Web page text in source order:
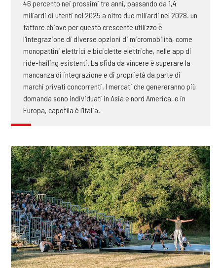
46 percento nei prossimi tre anni, passando da 1,4
miliardi di utenti nel 2025 a oltre due miliardi nel 2028. un
fattore chiave per questo crescente utilizzo è
l'integrazione di diverse opzioni di micromobilità, come
monopattini elettrici e biciclette elettriche, nelle app di
ride-hailing esistenti. La sfida da vincere è superare la
mancanza di integrazione e di proprietà da parte di
marchi privati ​​concorrenti. I mercati che genereranno più
domanda sono individuati in Asia e nord America, e in
Europa, capofila è l'Italia.